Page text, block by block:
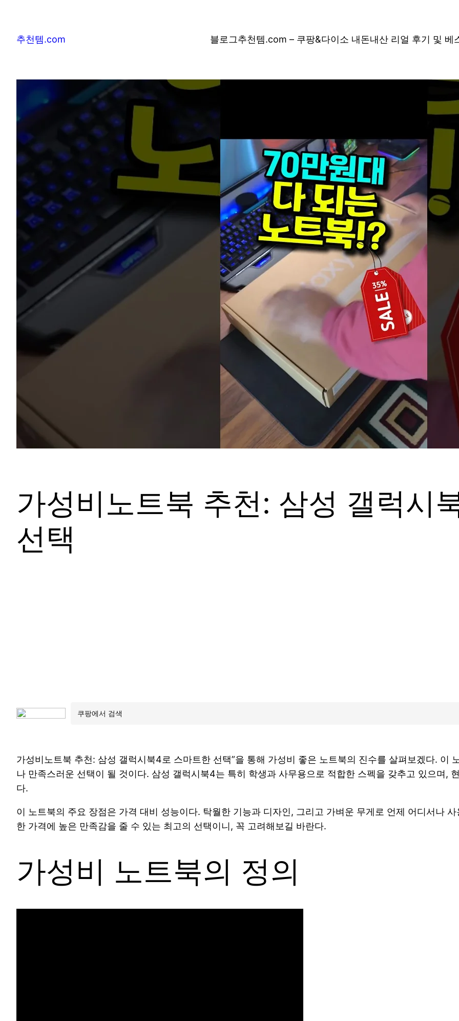
추천템.com 블로그추천템.com – 쿠팡&다이소 내돈내산 리얼 후기 및 베
가성비노트북 추천: 삼성 갤럭시
선택
가성비노트북 추천: 삼성 갤럭시북4로 스마트한 선택”을 통해 가성비 좋은 노트북의 진수를 살펴보겠다. 이
나 만족스러운 선택이 될 것이다. 삼성 갤럭시북4는 특히 학생과 사무용으로 적합한 스펙을 갖추고 있으며,
다.
이 노트북의 주요 장점은 가격 대비 성능이다. 탁월한 기능과 디자인, 그리고 가벼운 무게로 언제 어디서나
한 가격에 높은 만족감을 줄 수 있는 최고의 선택이니, 꼭 고려해보길 바란다.
가성비 노트북의 정의